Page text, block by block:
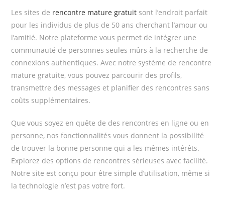
Les sites de rencontre mature gratuit sont l’endroit parfait
pour les individus de plus de 50 ans cherchant l’amour ou
l’amitié. Notre plateforme vous permet de intégrer une
communauté de personnes seules mûrs à la recherche de
connexions authentiques. Avec notre système de rencontre
mature gratuite, vous pouvez parcourir des profils,
transmettre des messages et planifier des rencontres sans
coûts supplémentaires.
Que vous soyez en quête de des rencontres en ligne ou en
personne, nos fonctionnalités vous donnent la possibilité
de trouver la bonne personne qui a les mêmes intérêts.
Explorez des options de rencontres sérieuses avec facilité.
Notre site est conçu pour être simple d’utilisation, même si
la technologie n’est pas votre fort.